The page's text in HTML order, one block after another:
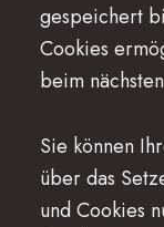
gespeichert
Cookies
beim
Sie können
über das
und Cookies